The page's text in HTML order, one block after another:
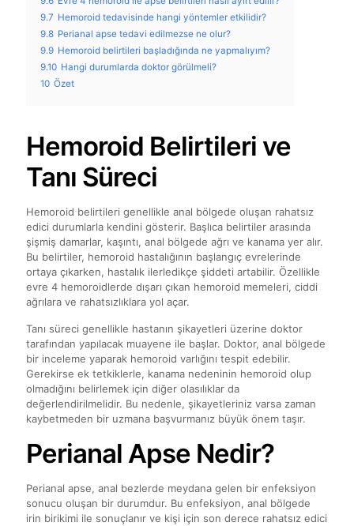
9.7 Hemoroid tedavisinde hangi yöntemler etkilidir?
9.8 Perianal apse tedavi edilmezse ne olur?
9.9 Hemoroid belirtileri başladığında ne yapmalıyım?
9.10 Hangi durumlarda doktor görülmeli?
10 Özet
Hemoroid Belirtileri ve
Tanı Süreci
Hemoroid belirtileri genellikle anal bölgede oluşan rahatsız
edici durumlarla kendini gösterir. Başlıca belirtiler arasında
şişmiş damarlar, kaşıntı, anal bölgede ağrı ve kanama yer alır.
Bu belirtiler, hemoroid hastalığının başlangıç evrelerinde
ortaya çıkarken, hastalık ilerledikçe şiddeti artabilir. Özellikle
evre 4 hemoroidlerde dışarı çıkan hemoroid memeleri, ciddi
ağrılara ve rahatsızlıklara yol açar.
Tanı süreci genellikle hastanın şikayetleri üzerine doktor
tarafından yapılacak muayene ile başlar. Doktor, anal bölgede
bir inceleme yaparak hemoroid varlığını tespit edebilir.
Gerekirse ek tetkiklerle, kanama nedeninin hemoroid olup
olmadığını belirlemek için diğer olasılıklar da
değerlendirilmelidir. Bu nedenle, şikayetleriniz varsa zaman
kaybetmeden bir uzmana başvurmanız büyük önem taşır.
Perianal Apse Nedir?
Perianal apse, anal bezlerde meydana gelen bir enfeksiyon
sonucu oluşan bir durumdur. Bu enfeksiyon, anal bölgede
irin birikimi ile sonuçlanır ve kişi için son derece rahatsız edici